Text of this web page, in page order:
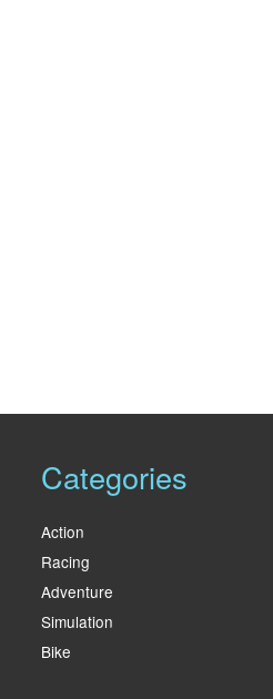
Categories
Action
Racing
Adventure
Simulation
Bike